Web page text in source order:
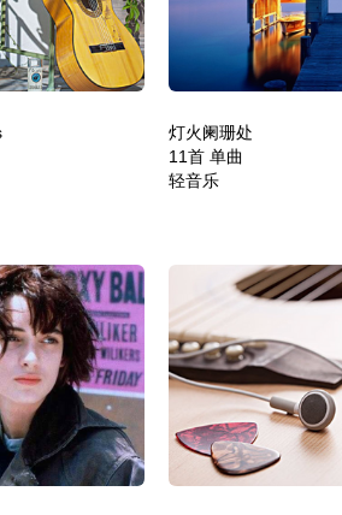
灯火阑珊处
11首 单曲
轻音乐